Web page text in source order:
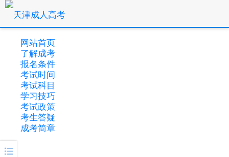
网站首页
了解成考
报名条件
考试时间
考试科目
学习技巧
考试政策
考生答疑
成考简章
